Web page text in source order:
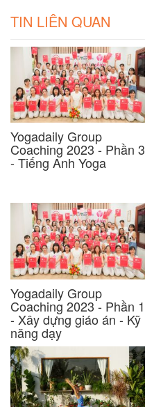
TIN LIÊN QUAN
Yogadaily Group
Coaching 2023 - Phần 3
- Tiếng Anh Yoga
Yogadaily Group
Coaching 2023 - Phần 1
- Xây dựng giáo án - Kỹ
năng dạy